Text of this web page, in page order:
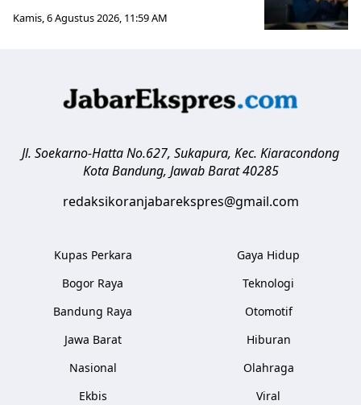
Kamis, 6 Agustus 2026, 11:59 AM
Jl. Soekarno-Hatta No.627, Sukapura, Kec. Kiaracondong
Kota Bandung, Jawab Barat 40285
redaksikoranjabarekspres@gmail.com
Kupas Perkara
Bogor Raya
Bandung Raya
Jawa Barat
Nasional
Ekbis
Gaya Hidup
Teknologi
Otomotif
Hiburan
Olahraga
Viral